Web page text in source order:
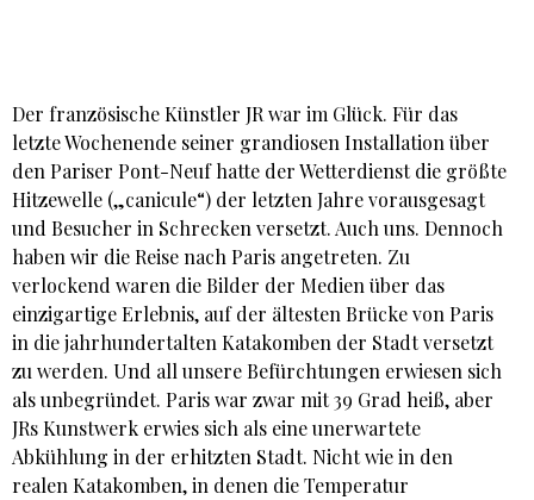
Der französische Künstler JR war im Glück. Für das
letzte Wochenende seiner grandiosen Installation über
den Pariser Pont-Neuf hatte der Wetterdienst die größte
Hitzewelle („canicule“) der letzten Jahre vorausgesagt
und Besucher in Schrecken versetzt. Auch uns. Dennoch
haben wir die Reise nach Paris angetreten. Zu
verlockend waren die Bilder der Medien über das
einzigartige Erlebnis, auf der ältesten Brücke von Paris
in die jahrhundertalten Katakomben der Stadt versetzt
zu werden. Und all unsere Befürchtungen erwiesen sich
als unbegründet. Paris war zwar mit 39 Grad heiß, aber
JRs Kunstwerk erwies sich als eine unerwartete
Abkühlung in der erhitzten Stadt. Nicht wie in den
realen Katakomben, in denen die Temperatur